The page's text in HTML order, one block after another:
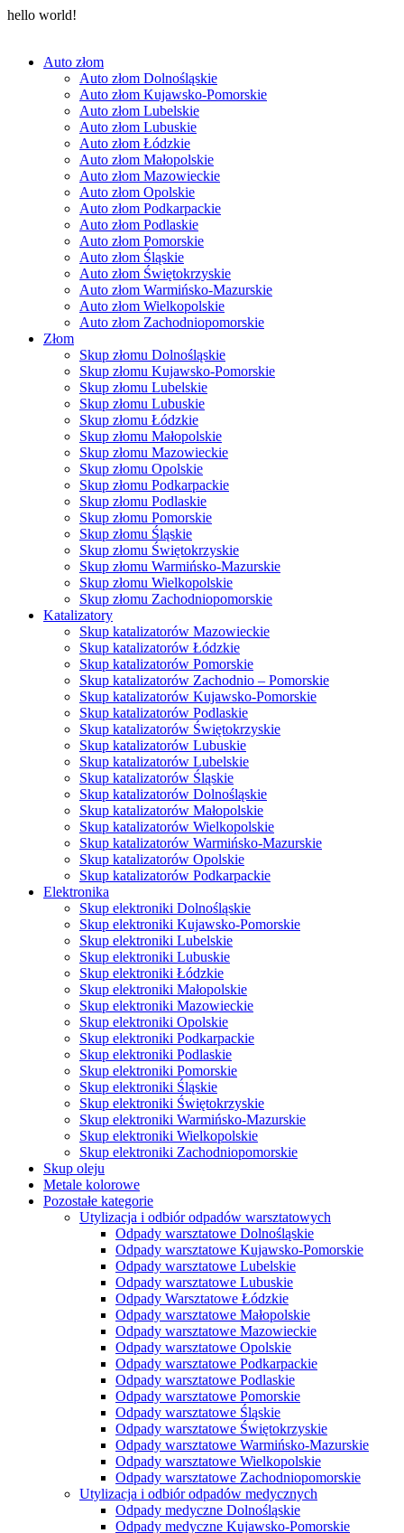
hello world!
Auto złom
Auto złom Dolnośląskie
Auto złom Kujawsko-Pomorskie
Auto złom Lubelskie
Auto złom Lubuskie
Auto złom Łódzkie
Auto złom Małopolskie
Auto złom Mazowieckie
Auto złom Opolskie
Auto złom Podkarpackie
Auto złom Podlaskie
Auto złom Pomorskie
Auto złom Śląskie
Auto złom Świętokrzyskie
Auto złom Warmińsko-Mazurskie
Auto złom Wielkopolskie
Auto złom Zachodniopomorskie
Złom
Skup złomu Dolnośląskie
Skup złomu Kujawsko-Pomorskie
Skup złomu Lubelskie
Skup złomu Lubuskie
Skup złomu Łódzkie
Skup złomu Małopolskie
Skup złomu Mazowieckie
Skup złomu Opolskie
Skup złomu Podkarpackie
Skup złomu Podlaskie
Skup złomu Pomorskie
Skup złomu Śląskie
Skup złomu Świętokrzyskie
Skup złomu Warmińsko-Mazurskie
Skup złomu Wielkopolskie
Skup złomu Zachodniopomorskie
Katalizatory
Skup katalizatorów Mazowieckie
Skup katalizatorów Łódzkie
Skup katalizatorów Pomorskie
Skup katalizatorów Zachodnio – Pomorskie
Skup katalizatorów Kujawsko-Pomorskie
Skup katalizatorów Podlaskie
Skup katalizatorów Świętokrzyskie
Skup katalizatorów Lubuskie
Skup katalizatorów Lubelskie
Skup katalizatorów Śląskie
Skup katalizatorów Dolnośląskie
Skup katalizatorów Małopolskie
Skup katalizatorów Wielkopolskie
Skup katalizatorów Warmińsko-Mazurskie
Skup katalizatorów Opolskie
Skup katalizatorów Podkarpackie
Elektronika
Skup elektroniki Dolnośląskie
Skup elektroniki Kujawsko-Pomorskie
Skup elektroniki Lubelskie
Skup elektroniki Lubuskie
Skup elektroniki Łódzkie
Skup elektroniki Małopolskie
Skup elektroniki Mazowieckie
Skup elektroniki Opolskie
Skup elektroniki Podkarpackie
Skup elektroniki Podlaskie
Skup elektroniki Pomorskie
Skup elektroniki Śląskie
Skup elektroniki Świętokrzyskie
Skup elektroniki Warmińsko-Mazurskie
Skup elektroniki Wielkopolskie
Skup elektroniki Zachodniopomorskie
Skup oleju
Metale kolorowe
Pozostałe kategorie
Utylizacja i odbiór odpadów warsztatowych
Odpady warsztatowe Dolnośląskie
Odpady warsztatowe Kujawsko-Pomorskie
Odpady warsztatowe Lubelskie
Odpady warsztatowe Lubuskie
Odpady Warsztatowe Łódzkie
Odpady warsztatowe Małopolskie
Odpady warsztatowe Mazowieckie
Odpady warsztatowe Opolskie
Odpady warsztatowe Podkarpackie
Odpady warsztatowe Podlaskie
Odpady warsztatowe Pomorskie
Odpady warsztatowe Śląskie
Odpady warsztatowe Świętokrzyskie
Odpady warsztatowe Warmińsko-Mazurskie
Odpady warsztatowe Wielkopolskie
Odpady warsztatowe Zachodniopomorskie
Utylizacja i odbiór odpadów medycznych
Odpady medyczne Dolnośląskie
Odpady medyczne Kujawsko-Pomorskie